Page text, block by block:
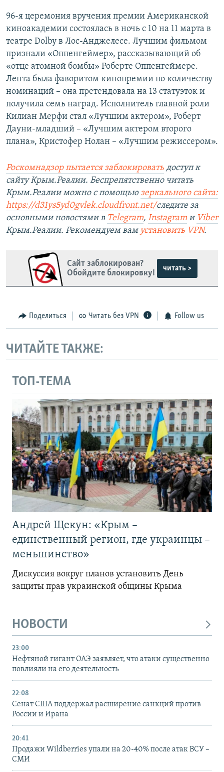
96-я церемония вручения премии Американской
киноакадемии состоялась в ночь с 10 на 11 марта в
театре Dolby в Лос-Анджелесе. Лучшим фильмом
признали «Оппенгеймер», рассказывающий об
«отце атомной бомбы» Роберте Оппенгеймере.
Лента была фаворитом кинопремии по количеству
номинаций – она претендовала на 13 статуэток и
получила семь наград. Исполнитель главной роли
Килиан Мерфи стал «Лучшим актером», Роберт
Дауни-младший – «Лучшим актером второго
плана», Кристофер Нолан – «Лучшим режиссером».
Роскомнадзор пытается заблокировать доступ к
сайту Крым.Реалии. Беспрепятственно читать
Крым.Реалии можно с помощью зеркального сайта:
https://d31ys5yd0gvlek.cloudfront.net/следите за
основными новостями в Telegram, Instagram и Viber
Крым.Реалии. Рекомендуем вам установить VPN.
Сайт заблокирован?
Обойдите блокировку!
читать >
Поделиться Читать без VPN Follow us
ЧИТАЙТЕ ТАКЖЕ:
ТОП-ТЕМА
Андрей Щекун: «Крым –
единственный регион, где украинцы –
меньшинство»
Дискуссия вокруг планов установить День
защиты прав украинской общины Крыма
НОВОСТИ
23:00
Нефтяной гигант ОАЭ заявляет, что атаки существенно
повлияли на его деятельность
22:08
Сенат США поддержал расширение санкций против
России и Ирана
20:41
Продажи Wildberries упали на 20-40% после атак ВСУ –
СМИ